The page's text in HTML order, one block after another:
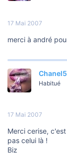
17 Mai 2007
merci à andré
Chanel5
Habitué
17 Mai 2007
Merci cerise,
pas celui là !
Biz